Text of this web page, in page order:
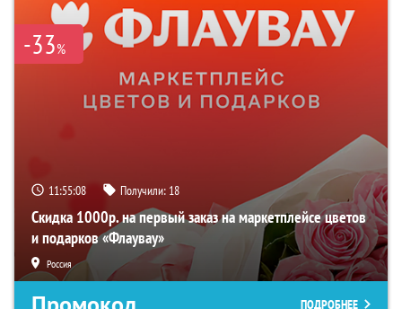
-33%
11:55:07 Получили: 18
Скидка 1000р. на первый заказ на маркетплейсе цветов
и подарков «Флаувау»
Россия
ПОДРОБНЕЕ